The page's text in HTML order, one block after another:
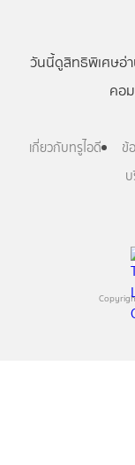
วันนี้ดูสิทธิพิเศษอ่
คอ
เกี่ยวกับทรูไอดี ข้